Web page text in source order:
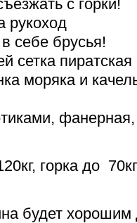
с горки!
рукоход
себе брусья!
сетка пиратская
моряка и
горка до
будет